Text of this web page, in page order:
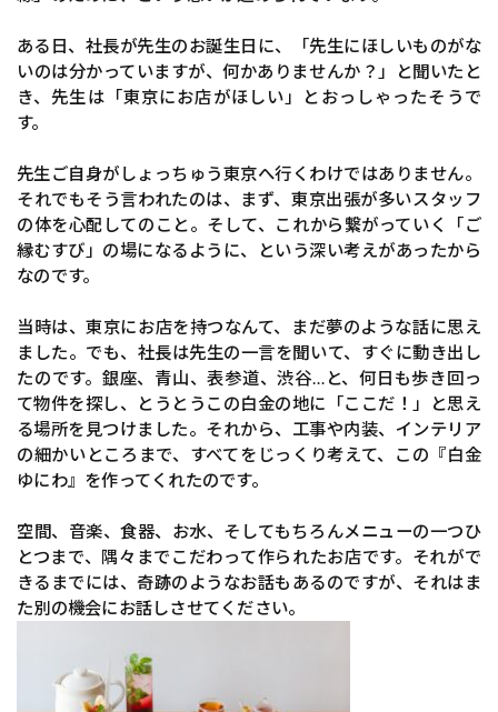
ある日、社長が先生のお誕生日に、「先生にほしいものがな
いのは分かっていますが、何かありませんか？」と聞いたと
き、先生は「東京にお店がほしい」とおっしゃったそうで
す。
先生ご自身がしょっちゅう東京へ行くわけではありません。
それでもそう言われたのは、まず、東京出張が多いスタッフ
の体を心配してのこと。そして、これから繋がっていく「ご
縁むすび」の場になるように、という深い考えがあったから
なのです。
当時は、東京にお店を持つなんて、まだ夢のような話に思え
ました。でも、社長は先生の一言を聞いて、すぐに動き出し
たのです。銀座、青山、表参道、渋谷…と、何日も歩き回っ
て物件を探し、とうとうこの白金の地に「ここだ！」と思え
る場所を見つけました。それから、工事や内装、インテリア
の細かいところまで、すべてをじっくり考えて、この『白金
ゆにわ』を作ってくれたのです。
空間、音楽、食器、お水、そしてもちろんメニューの一つひ
とつまで、隅々までこだわって作られたお店です。それがで
きるまでには、奇跡のようなお話もあるのですが、それはま
た別の機会にお話しさせてください。